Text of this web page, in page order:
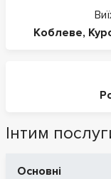
Коблеве,
Інтим
Основні